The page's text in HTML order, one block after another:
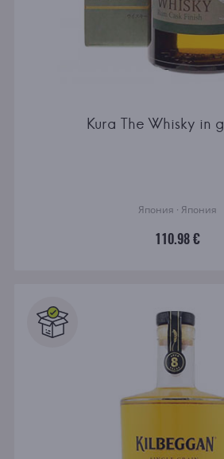
Kura The Whisky in
Япония · Япония
110.98 €